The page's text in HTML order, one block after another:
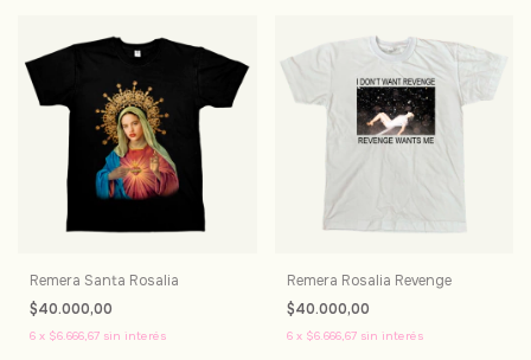
Remera Santa Rosalia
$40.000,00
6 x $6.666,67 sin interés
Remera Rosalia Revenge
$40.000,00
6 x $6.666,67 sin interés